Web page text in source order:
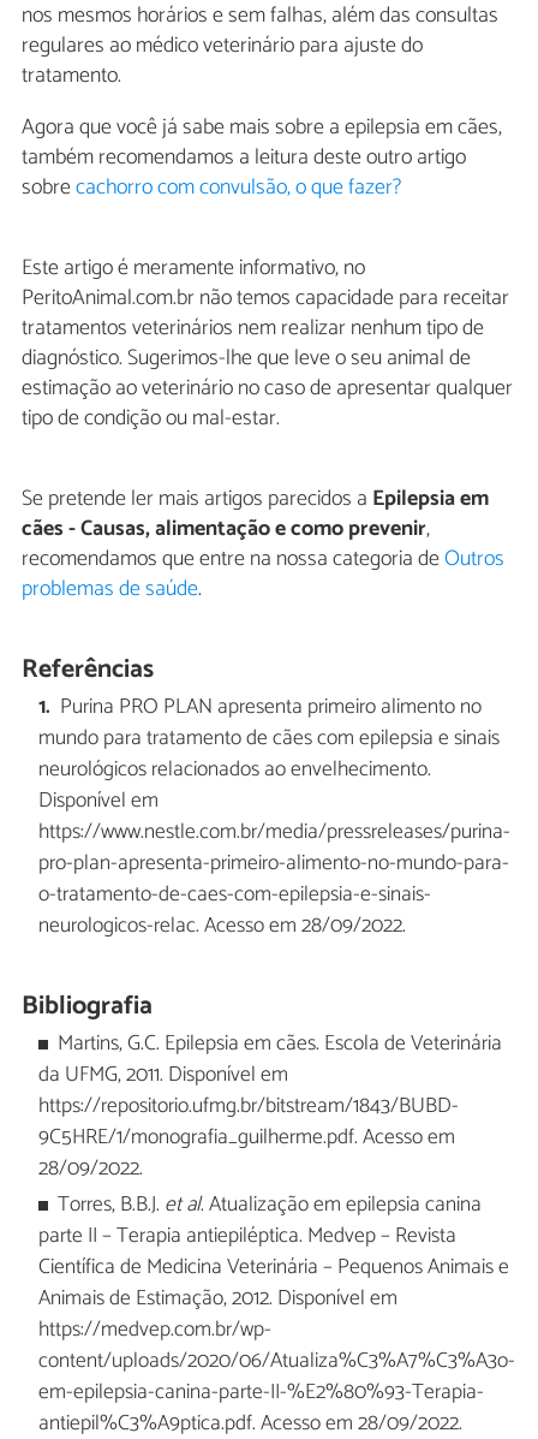
nos mesmos horários e sem falhas, além das consultas
regulares ao médico veterinário para ajuste do
tratamento.
Agora que você já sabe mais sobre a epilepsia em cães,
também recomendamos a leitura deste outro artigo
sobrecachorro com convulsão, o que fazer?
Este artigo é meramente informativo, no
PeritoAnimal.com.br não temos capacidade para receitar
tratamentos veterinários nem realizar nenhum tipo de
diagnóstico. Sugerimos-lhe que leve o seu animal de
estimação ao veterinário no caso de apresentar qualquer
tipo de condição ou mal-estar.
Se pretende ler mais artigos parecidos a Epilepsia em
cães - Causas, alimentação e como prevenir,
recomendamos que entre na nossa categoria deOutros
problemas de saúde.
Referências
Purina PRO PLAN apresenta primeiro alimento no
mundo para tratamento de cães com epilepsia e sinais
neurológicos relacionados ao envelhecimento.
Disponível em
https://www.nestle.com.br/media/pressreleases/purina-
pro-plan-apresenta-primeiro-alimento-no-mundo-para-
o-tratamento-de-caes-com-epilepsia-e-sinais-
neurologicos-relac. Acesso em 28/09/2022.
Bibliografia
Martins, G.C. Epilepsia em cães. Escola de Veterinária
da UFMG, 2011. Disponível em
https://repositorio.ufmg.br/bitstream/1843/BUBD-
9C5HRE/1/monografia_guilherme.pdf. Acesso em
28/09/2022.
Torres, B.B.J. et al. Atualização em epilepsia canina
parte II – Terapia antiepiléptica. Medvep – Revista
Científica de Medicina Veterinária – Pequenos Animais e
Animais de Estimação, 2012. Disponível em
https://medvep.com.br/wp-
content/uploads/2020/06/Atualiza%C3%A7%C3%A3o-
em-epilepsia-canina-parte-II-%E2%80%93-Terapia-
antiepil%C3%A9ptica.pdf. Acesso em 28/09/2022.